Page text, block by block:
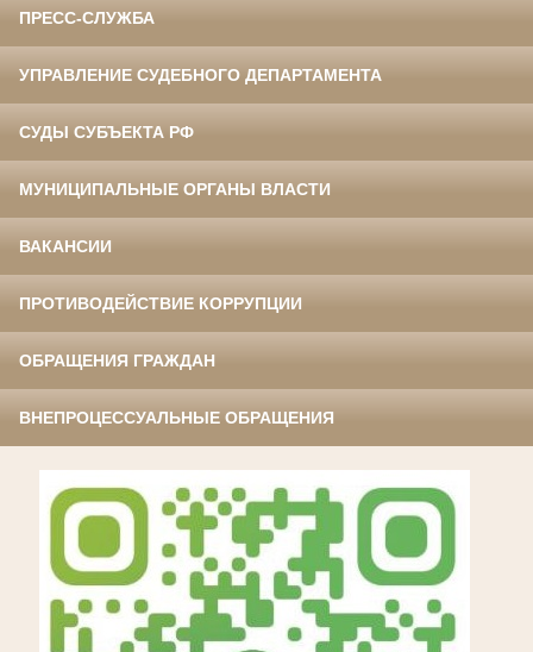
ПРЕСС-СЛУЖБА
УПРАВЛЕНИЕ СУДЕБНОГО ДЕПАРТАМЕНТА
СУДЫ СУБЪЕКТА РФ
МУНИЦИПАЛЬНЫЕ ОРГАНЫ ВЛАСТИ
ВАКАНСИИ
ПРОТИВОДЕЙСТВИЕ КОРРУПЦИИ
ОБРАЩЕНИЯ ГРАЖДАН
ВНЕПРОЦЕССУАЛЬНЫЕ ОБРАЩЕНИЯ